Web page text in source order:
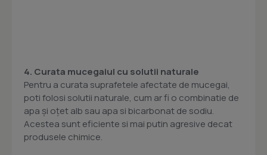
4. Curata mucegaiul cu solutii naturale
Pentru a curata suprafetele afectate de mucegai,
poti folosi solutii naturale, cum ar fi o combinatie de
apa și oțet alb sau apa si bicarbonat de sodiu.
Acestea sunt eficiente si mai putin agresive decat
produsele chimice.